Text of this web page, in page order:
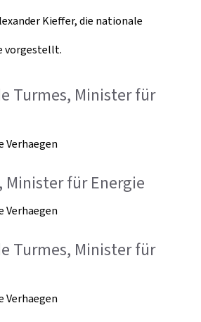
Kieffer, die nationale
vorgestellt.
Turmes, Minister für
Verhaegen
Minister für Energie
Verhaegen
Turmes, Minister für
Verhaegen